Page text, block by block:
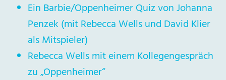
Ein Barbie/Oppenheimer Quiz von Johanna
Penzek (mit Rebecca Wells und David Klier
als Mitspieler)
Rebecca Wells mit einem Kollegengespräch
zu „Oppenheimer“